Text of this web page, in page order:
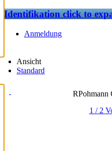
Identifikationclick to
Anmeldung
Ansicht
Standard
RPohmann
1 / 2